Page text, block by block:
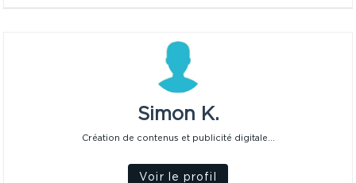
Simon K.
Création de contenus et publicité digitale...
Voir le profil